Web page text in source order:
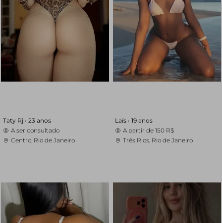
Taty Rj • 23 anos
A ser consultado
Centro, Rio de Janeiro
Laís • 19 anos
A partir de 150 R$
Três Rios, Rio de Janeiro